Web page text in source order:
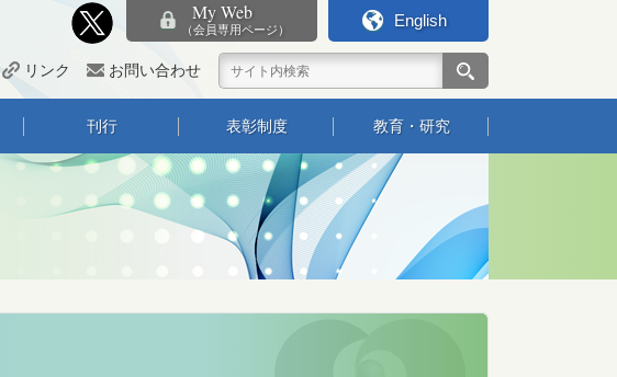
English
My Web
（会員専用ページ）
リンク お問い合わせ
刊行 表彰制度 教育・研究